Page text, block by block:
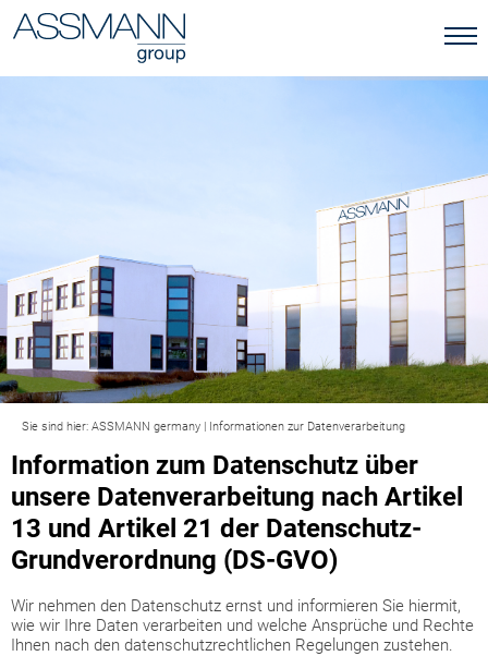
Sie sind hier: ASSMANN germany | Informationen zur Datenverarbeitung
Information zum Datenschutz über
unsere Datenverarbeitung nach Artikel
13 und Artikel 21 der Datenschutz-
Grundverordnung (DS-GVO)
Wir nehmen den Datenschutz ernst und informieren Sie hiermit,
wie wir Ihre Daten verarbeiten und welche Ansprüche und Rechte
Ihnen nach den datenschutzrechtlichen Regelungen zustehen.